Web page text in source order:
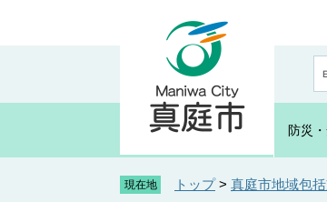
o
e
カ
防災・
現在地 トップ > 真庭市地域包